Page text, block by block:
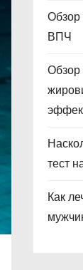
Обзор
ВПЧ
тест
Как